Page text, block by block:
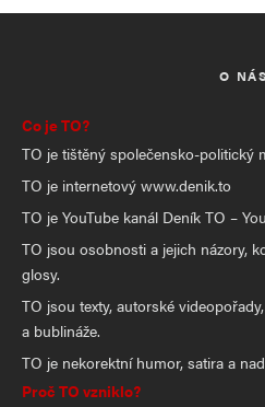
O NÁS
Co je TO?
TO je tištěný společensko-politický
TO je internetový www.denik.to
TO je YouTube kanál Deník TO –
TO jsou osobnosti a jejich názory,
glosy.
TO jsou texty, autorské
a bublináže.
TO je nekorektní humor, satira a
Proč TO vzniklo?